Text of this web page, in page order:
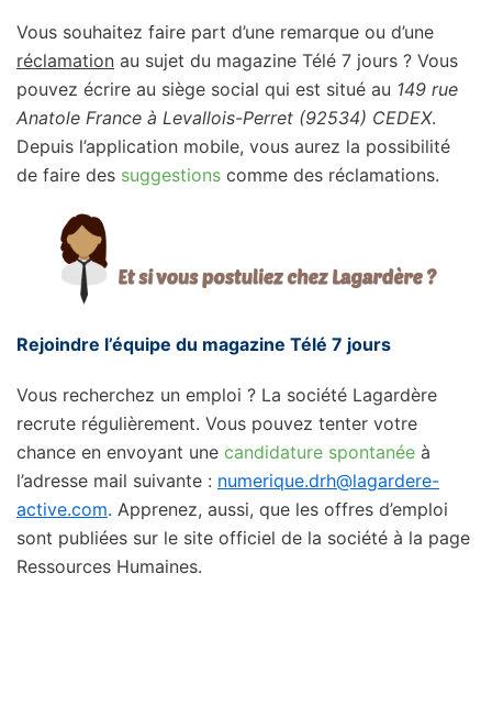
Vous souhaitez faire part d’une remarque ou d’une
réclamation au sujet du magazine Télé 7 jours ? Vous
pouvez écrire au siège social qui est situé au 149 rue
Anatole France à Levallois-Perret (92534) CEDEX.
Depuis l’application mobile, vous aurez la possibilité
de faire des suggestions comme des réclamations.
Rejoindre l’équipe du magazine Télé 7 jours
Vous recherchez un emploi ? La société Lagardère
recrute régulièrement. Vous pouvez tenter votre
chance en envoyant une candidature spontanée à
l’adresse mail suivante : numerique.drh@lagardere-
active.com. Apprenez, aussi, que les offres d’emploi
sont publiées sur le site officiel de la société à la page
Ressources Humaines.